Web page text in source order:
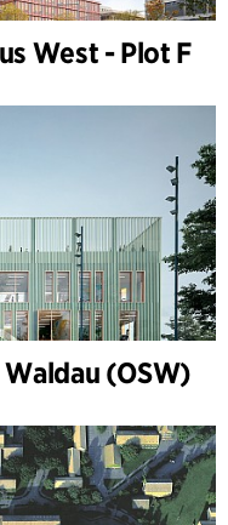
West - Plot F
(OSW)